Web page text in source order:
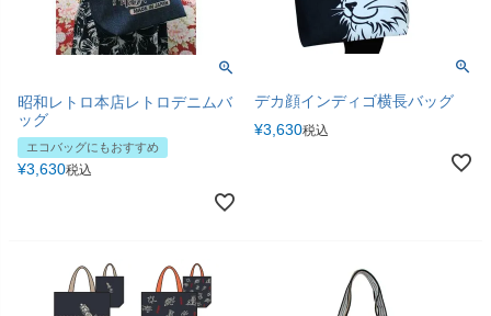
昭和レトロ本店レトロデニムバ
ッグ
エコバッグにもおすすめ
¥3,630税込
デカ顔インディゴ横長バッグ
¥3,630税込